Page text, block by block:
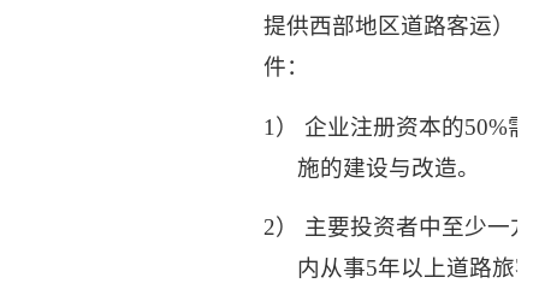
提供西部地区道路客运）
件：
1） 企业注册资本的50%需
施的建设与改造。
2）
主要投资者中至少一
内从事5年以上道路旅